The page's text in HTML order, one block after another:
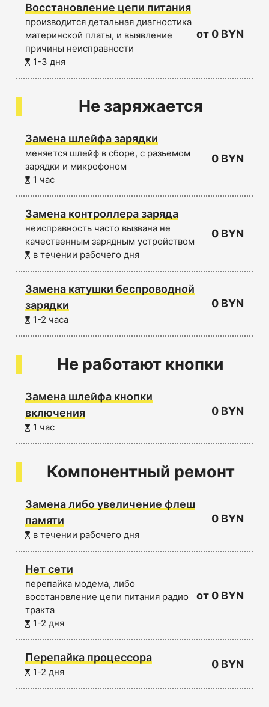
Восстановление цепи питания
производится детальная диагностика
материнской платы, и выявление
причины неисправности
1-3 дня
от 0 BYN
Не заряжается
Замена шлейфа зарядки
меняется шлейф в сборе, с разьемом
зарядки и микрофоном
1 час
0 BYN
Замена контроллера заряда
неисправность часто вызвана не
качественным зарядным устройством
в течении рабочего дня
0 BYN
Замена катушки беспроводной
зарядки
1-2 часа
0 BYN
Не работают кнопки
Замена шлейфа кнопки
включения
1 час
0 BYN
Компонентный ремонт
Замена либо увеличение флеш
памяти
в течении рабочего дня
0 BYN
Нет сети
перепайка модема, либо
восстановление цепи питания радио
тракта
1-2 дня
от 0 BYN
Перепайка процессора
1-2 дня
0 BYN